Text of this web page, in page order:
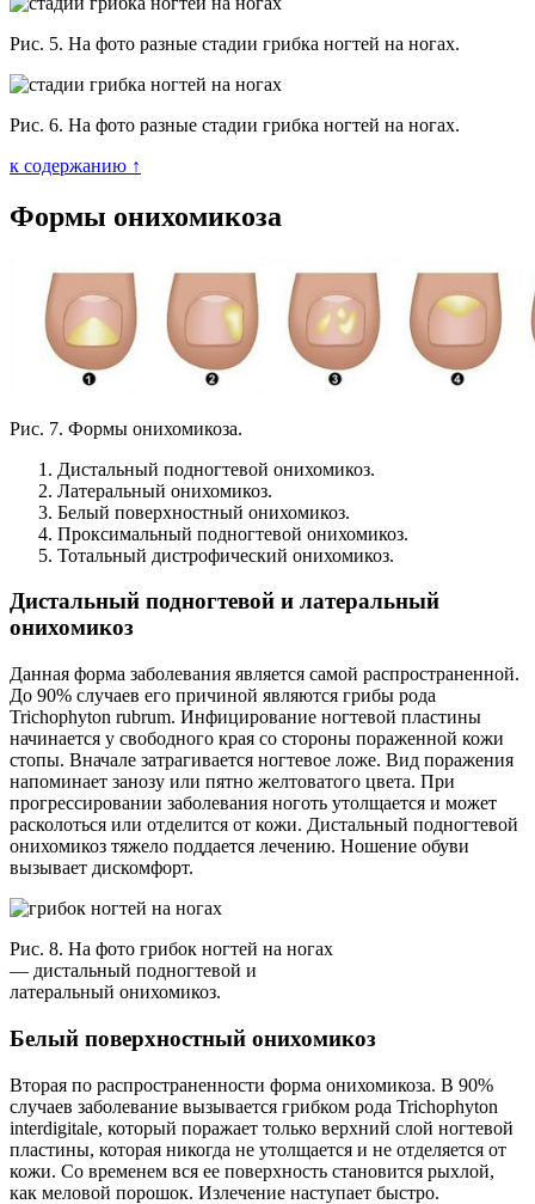
Рис. 5. На фото разные стадии грибка ногтей на ногах.
Рис. 6. На фото разные стадии грибка ногтей на ногах.
к содержанию ↑
Формы онихомикоза
Рис. 7. Формы онихомикоза.
Дистальный подногтевой онихомикоз.
Латеральный онихомикоз.
Белый поверхностный онихомикоз.
Проксимальный подногтевой онихомикоз.
Тотальный дистрофический онихомикоз.
Дистальный подногтевой и латеральный
онихомикоз
Данная форма заболевания является самой распространенной.
До 90% случаев его причиной являются грибы рода
Trichophyton rubrum. Инфицирование ногтевой пластины
начинается у свободного края со стороны пораженной кожи
стопы. Вначале затрагивается ногтевое ложе. Вид поражения
напоминает занозу или пятно желтоватого цвета. При
прогрессировании заболевания ноготь утолщается и может
расколоться или отделится от кожи. Дистальный подногтевой
онихомикоз тяжело поддается лечению. Ношение обуви
вызывает дискомфорт.
Рис. 8. На фото грибок ногтей на ногах
— дистальный подногтевой и
латеральный онихомикоз.
Белый поверхностный онихомикоз
Вторая по распространенности форма онихомикоза. В 90%
случаев заболевание вызывается грибком рода Trichophyton
interdigitale, который поражает только верхний слой ногтевой
пластины, которая никогда не утолщается и не отделяется от
кожи. Со временем вся ее поверхность становится рыхлой,
как меловой порошок. Излечение наступает быстро.